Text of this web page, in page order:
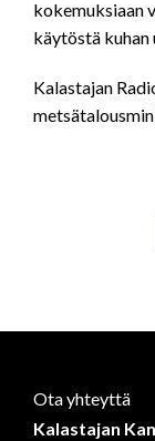
kokemuksiaan
käytöstä kuhan
Kalastajan
Ota yhteyttä
Kalastajan